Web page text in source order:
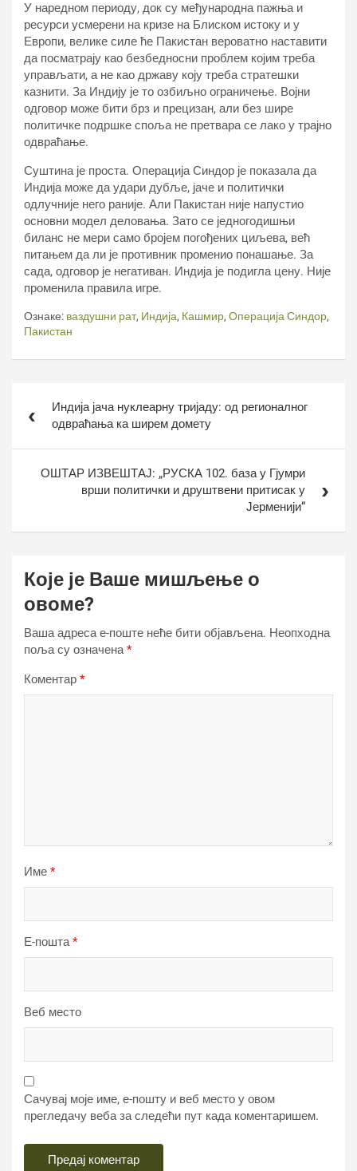
У наредном периоду, док су међународна пажња и
ресурси усмерени на кризе на Блиском истоку и у
Европи, велике силе ће Пакистан вероватно наставити
да посматрају као безбедносни проблем којим треба
управљати, а не као државу коју треба стратешки
казнити. За Индију је то озбиљно ограничење. Војни
одговор може бити брз и прецизан, али без шире
политичке подршке споља не претвара се лако у трајно
одвраћање.
Суштина је проста. Операција Синдор је показала да
Индија може да удари дубље, јаче и политички
одлучније него раније. Али Пакистан није напустио
основни модел деловања. Зато се једногодишњи
биланс не мери само бројем погођених циљева, већ
питањем да ли је противник променио понашање. За
сада, одговор је негативан. Индија је подигла цену. Није
променила правила игре.
Ознаке: ваздушни рат, Индија, Кашмир, Операција Синдор,
Пакистан
чланкаИндија јача нуклеарну тријаду: од регионалног
одвраћања ка ширем домету
ОШТАР ИЗВЕШТАЈ: „РУСКА 102. база у Гјумри
врши политички и друштвени притисак у
Јерменији“
Које је Ваше мишљење о
овоме?
Ваша адреса е-поште неће бити објављена. Неопходна
поља су означена*
Коментар *
Име *
Е-пошта*
Веб место
Сачувај моје име, е-пошту и веб место у овом
прегледачу веба за следећи пут када коментаришем.